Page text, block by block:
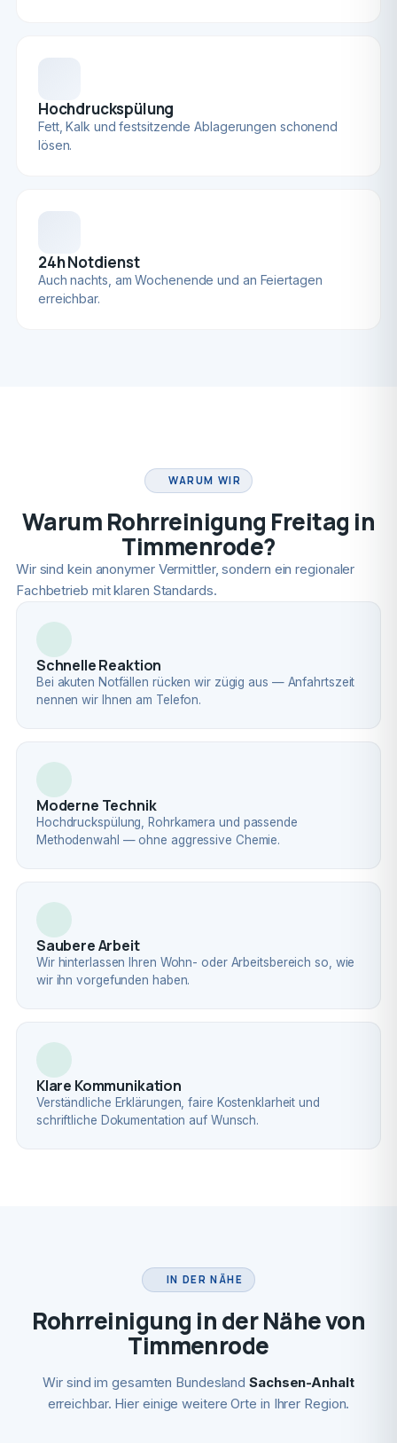
Hochdruckspülung
Fett, Kalk und festsitzende Ablagerungen schonend
lösen.
24h Notdienst
Auch nachts, am Wochenende und an Feiertagen
erreichbar.
WARUM WIR
Warum Rohrreinigung Freitag in
Timmenrode?
Wir sind kein anonymer Vermittler, sondern ein regionaler
Fachbetrieb mit klaren Standards.
Schnelle Reaktion
Bei akuten Notfällen rücken wir zügig aus — Anfahrtszeit
nennen wir Ihnen am Telefon.
Moderne Technik
Hochdruckspülung, Rohrkamera und passende
Methodenwahl — ohne aggressive Chemie.
Saubere Arbeit
Wir hinterlassen Ihren Wohn- oder Arbeitsbereich so, wie
wir ihn vorgefunden haben.
Klare Kommunikation
Verständliche Erklärungen, faire Kostenklarheit und
schriftliche Dokumentation auf Wunsch.
IN DER NÄHE
Rohrreinigung in der Nähe von
Timmenrode
Wir sind im gesamten BundeslandSachsen-Anhalt
erreichbar. Hier einige weitere Orte in Ihrer Region.